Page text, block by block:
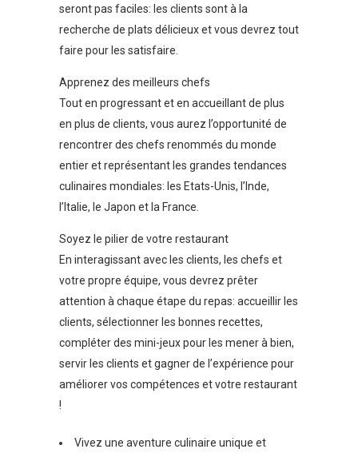
seront pas faciles: les clients sont à la
recherche de plats délicieux et vous devrez tout
faire pour les satisfaire.
Apprenez des meilleurs chefs
Tout en progressant et en accueillant de plus
en plus de clients, vous aurez l’opportunité de
rencontrer des chefs renommés du monde
entier et représentant les grandes tendances
culinaires mondiales: les Etats-Unis, l’Inde,
l’Italie, le Japon et la France.
Soyez le pilier de votre restaurant
En interagissant avec les clients, les chefs et
votre propre équipe, vous devrez prêter
attention à chaque étape du repas: accueillir les
clients, sélectionner les bonnes recettes,
compléter des mini-jeux pour les mener à bien,
servir les clients et gagner de l’expérience pour
améliorer vos compétences et votre restaurant
!
Vivez une aventure culinaire unique et